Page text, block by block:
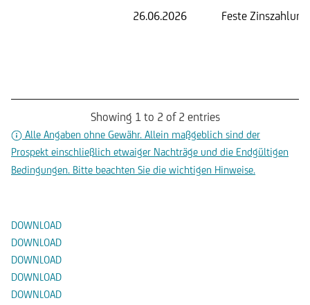
26.06.2026 Feste Zinszahlung
Showing 1 to 2 of 2 entries
Alle Angaben ohne Gewähr. Allein maßgeblich sind der
Prospekt einschließlich etwaiger Nachträge und die Endgültigen
Bedingungen. Bitte beachten Sie die wichtigen Hinweise.
DOWNLOAD
DOWNLOAD
DOWNLOAD
DOWNLOAD
DOWNLOAD